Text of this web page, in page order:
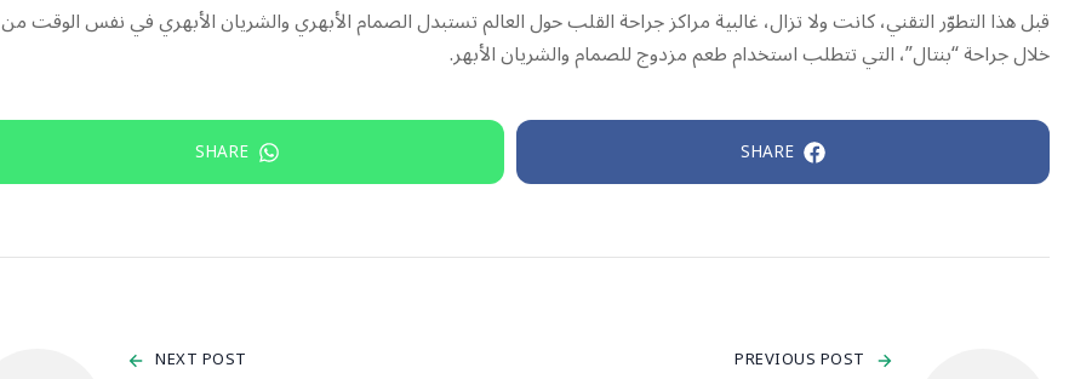
قبل هذا التطوّر التقني، كانت ولا تزال، غالبية مراكز جراحة القلب حول العالم تستبدل الصمام الأبهري والشريان الأبهري في نفس الوقت من
خلال جراحة “بنتال”، التي تتطلب استخدام طعم مزدوج للصمام والشريان الأبهر.
SHARE
SHARE
PREVIOUS POST
NEXT POST